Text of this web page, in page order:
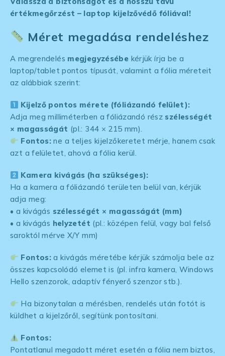
értékmegőrzést – laptop kijelzővédő fóliával!
Méret megadása rendeléshez
A megrendelés megjegyzésébe kérjük írja be a
laptop/tablet pontos típusát, valamint a fólia méreteit
az alábbiak szerint:
Kijelző pontos mérete (fóliázandó felület):
Adja meg milliméterben a fóliázandó rész szélességét
× magasságát (pl.: 344 × 215 mm).
Fontos: ne a teljes kijelzőkeretet mérje, hanem csak
azt a felületet, ahová a fólia kerül.
Kamera kivágás (ha szükséges):
Ha a kamera a fóliázandó területen belül van, kérjük
adja meg:
• a kivágás szélességét × magasságát (mm)
• a kivágás helyzetét (pl.: középen felül, vagy bal felső
saroktól mérve X/Y mm)
Fontos: a kivágás méretébe kérjük számolja bele az
összes kapcsolódó elemet is (pl. infra kamera, Windows
Hello szenzorok, adaptív fényerő szenzor stb.).
Ha bizonytalan a mérésben, rendelés után fotót is
küldhet a kijelzőről, segítünk pontosítani.
Fontos:
Pontatlanul megadott méret esetén a fólia nem biztos,